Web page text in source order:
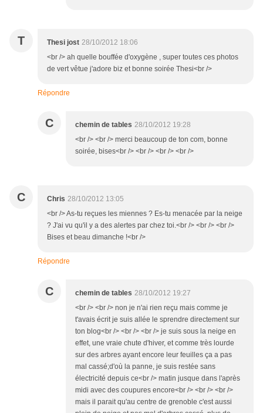
T Thesi jost 28/10/2012 18:06
<br /> ah quelle bouffée d'oxygène , super toutes ces photos
de vert vêtue j'adore biz et bonne soirée Thesi<br />
Répondre
C chemin de tables 28/10/2012 19:28
<br /> <br /> merci beaucoup de ton com, bonne
soirée, bises<br /> <br /> <br /> <br />
C Chris 28/10/2012 13:05
<br /> As-tu reçues les miennes ? Es-tu menacée par la neige
? J'ai vu qu'il y a des alertes par chez toi.<br /> <br /> <br />
Bises et beau dimanche !<br />
Répondre
C chemin de tables 28/10/2012 19:27
<br /> <br /> non je n'ai rien reçu mais comme je
t'avais écrit je suis allée le sprendre directement sur
ton blog<br /> <br /> <br /> je suis sous la neige en
effet, une vraie chute d'hiver, et comme très lourde
sur des arbres ayant encore leur feuilles ça a pas
mal cassé;d'où la panne, je suis restée sans
électricité depuis ce<br /> matin jusque dans l'après
midi avec des coupures encore<br /> <br /> <br />
mais il parait qu'au centre de grenoble c'est aussi